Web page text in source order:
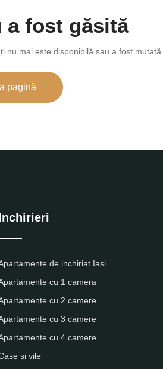
a fost găsită
nu mai este disponibilă sau a fost mutată.
pagină
de inchiriat Iasi
cu 1 camera
cu 2 camere
cu 3 camere
cu 4 camere
si vile